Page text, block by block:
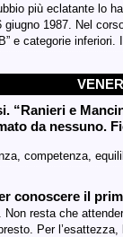
più eclatante lo
1987. Nel
e categorie
“Ranieri e
da nessuno.
competenza,
conoscere il
Non resta che
Per